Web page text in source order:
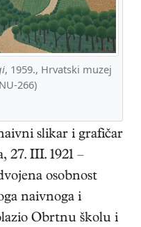
, 1959., Hrvatski muzej
266)
slikar i grafičar
, 27. III. 1921 –
osobnost
naivnoga i
Obrtnu školu i